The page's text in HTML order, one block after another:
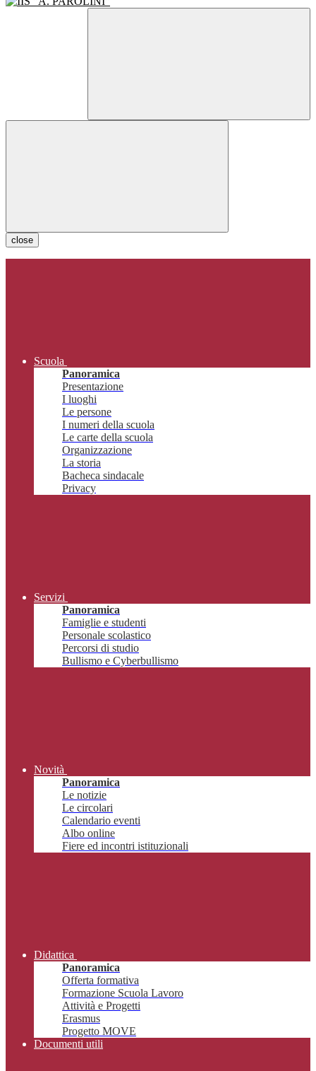
close
Scuola
Panoramica
Presentazione
I luoghi
Le persone
I numeri della scuola
Le carte della scuola
Organizzazione
La storia
Bacheca sindacale
Privacy
Servizi
Panoramica
Famiglie e studenti
Personale scolastico
Percorsi di studio
Bullismo e Cyberbullismo
Novità
Panoramica
Le notizie
Le circolari
Calendario eventi
Albo online
Fiere ed incontri istituzionali
Didattica
Panoramica
Offerta formativa
Formazione Scuola Lavoro
Attività e Progetti
Erasmus
Progetto MOVE
Documenti utili